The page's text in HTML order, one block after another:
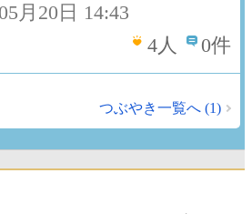
月20日 14:43
4人 0件
つぶやき一覧へ (1)